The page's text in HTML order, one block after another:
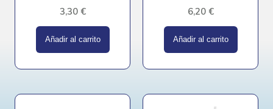
3,30 €
Añadir al carrito
6,20 €
Añadir al carrito